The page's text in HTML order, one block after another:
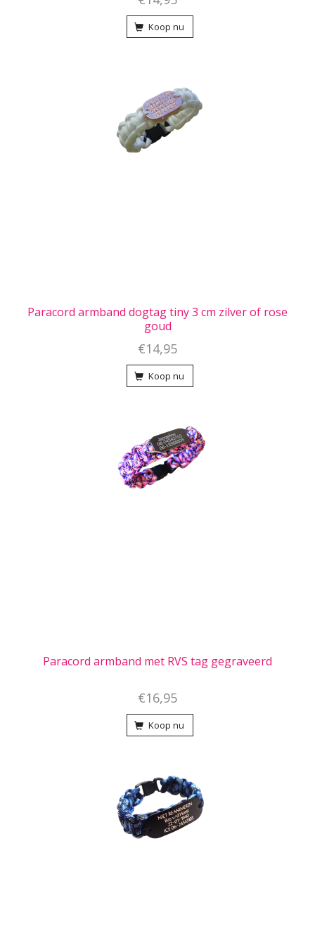
Koop nu
Paracord armband dogtag tiny 3 cm zilver of rose
goud
€14,95
Koop nu
Paracord armband met RVS tag gegraveerd
€16,95
Koop nu